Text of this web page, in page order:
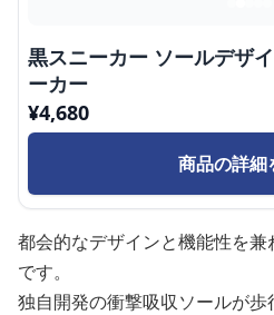
黒スニーカー ソールデザ
ーカー
¥4,680
商品の詳細
都会的なデザインと機能性を
です。
独自開発の衝撃吸収ソールが